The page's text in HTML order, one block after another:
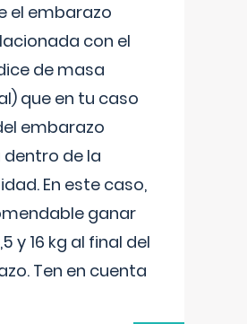
el embarazo
con el
de masa
que en tu caso
embarazo
de la
En este caso,
ganar
y 16 kg al final del
Ten en cuenta